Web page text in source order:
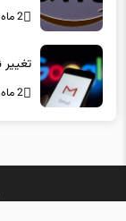
2 ماه پیش